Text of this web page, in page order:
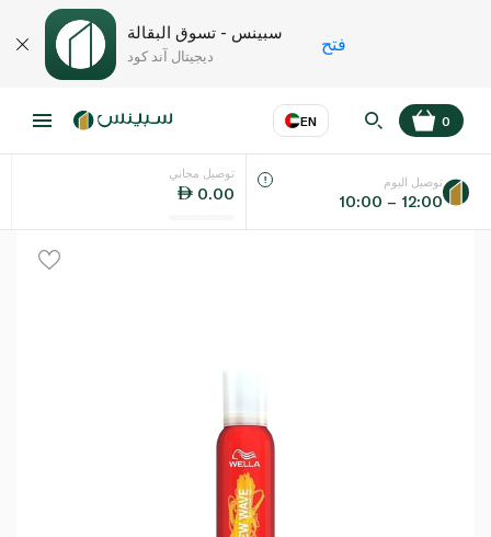
سبينس - تسوق البقالة
ديجيتال آند كود
فتح
EN
اللغة عر
0
توصيل مجاني
0.00
توصيل اليوم
10:00 – 12:00